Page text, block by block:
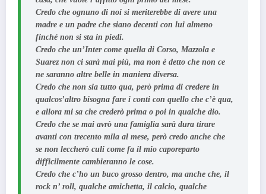
Credo che ognuno di noi si meriterebbe di avere una
madre e un padre che siano decenti con lui almeno
finché non si sta in piedi.
Credo che un’Inter come quella di Corso, Mazzola e
Suarez non ci sarà mai più, ma non è detto che non ce
ne saranno altre belle in maniera diversa.
Credo che non sia tutto qua, però prima di credere in
qualcos’altro bisogna fare i conti con quello che c’è qua,
e allora mi sa che crederò prima o poi in qualche dio.
Credo che se mai avrò una famiglia sarà dura tirare
avanti con trecento mila al mese, però credo anche che
se non leccherò culi come fa il mio caporeparto
difficilmente cambieranno le cose.
Credo che c’ho un buco grosso dentro, ma anche che, il
rock n’ roll, qualche amichetta, il calcio, qualche